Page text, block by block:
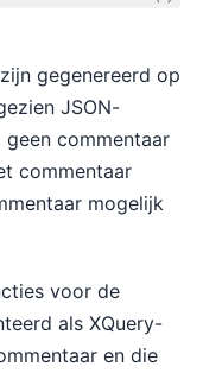
gegenereerd op
JSON-
geen commentaar
commentaar
mogelijk
voor de
als XQuery-
en die